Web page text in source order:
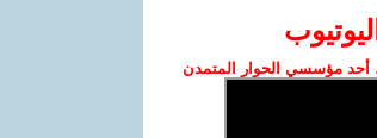
أحد مؤسسي الحوار المتمدن